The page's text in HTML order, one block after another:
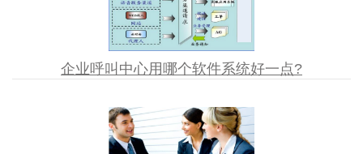
企业呼叫中心用哪个软件系统好一点?